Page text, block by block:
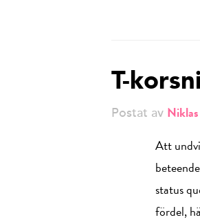
T-
Postat av
Att
status
fördel,